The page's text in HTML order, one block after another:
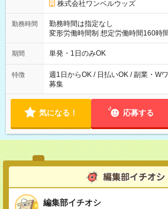
株式会社ワンベルウッズ
勤務時間
勤務時間は指定なし
変形労働時間制 想定労働時間160時間/月 【シフト例】 ・
～21：00
期間 単発・1日のみOK
特徴
週1日からOK / 日払いOK / 副業・W
募集
気になる！ 応募する
編集部イチオシ